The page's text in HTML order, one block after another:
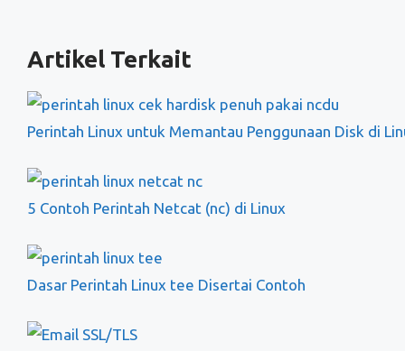
Artikel Terkait
Perintah Linux untuk Memantau Penggunaan Disk di
5 Contoh Perintah Netcat (nc) di Linux
Dasar Perintah Linux tee Disertai Contoh